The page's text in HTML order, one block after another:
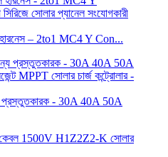
হারনেস – 2to1 MC4 Y Con...
প্রস্তুতকারক - 30A 40A 50A